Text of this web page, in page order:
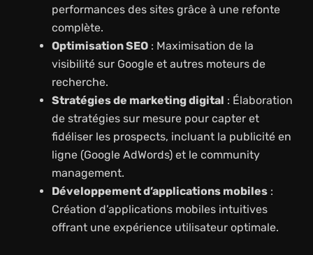
performances des sites grâce à une refonte
complète.
Optimisation SEO: Maximisation de la
visibilité sur Google et autres moteurs de
recherche.
Stratégies de marketing digital : Élaboration
de stratégies sur mesure pour capter et
fidéliser les prospects, incluant la publicité en
ligne (Google AdWords) et le community
management.
Développement d’applications mobiles:
Création d’applications mobiles intuitives
offrant une expérience utilisateur optimale.